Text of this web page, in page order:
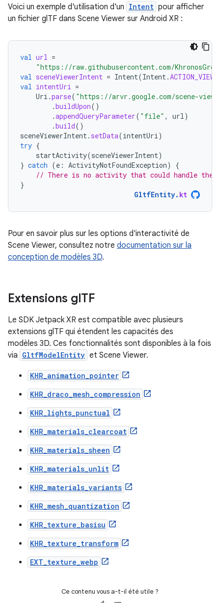
Voici un exemple d'utilisation d'un Intent pour afficher
un fichier glTF dans Scene Viewer sur Android XR :
val url =
"https://raw.githubusercontent.com/
val sceneViewerIntent = Intent(Intent . ACTION_VIEW
val intentUri =
Uri .parse( "https://arvr.google.com/scene-
.buildUpon()
.appendQueryParameter( "file" , url )
.build()
sceneViewerIntent . setData(intentUri )
try {
startActivity(sceneViewerIntent)
} catch (e : ActivityNotFoundException)
{
// There is no activity that could handle the
}
GltfEntity. kt
Pour en savoir plus sur les options d'interactivité de
Scene Viewer, consultez notre documentation sur la
conception de modèles 3D.
Extensions glTF
Le SDK Jetpack XR est compatible avec plusieurs
extensions glTF qui étendent les capacités des
modèles 3D. Ces fonctionnalités sont disponibles à la fois
via GltfModelEntity et Scene Viewer.
KHR_animation_pointer
KHR_draco_mesh_compression
KHR_lights_punctual
KHR_materials_clearcoat
KHR_materials_sheen
KHR_materials_unlit
KHR_materials_variants
KHR_mesh_quantization
KHR_texture_basisu
KHR_texture_transform
EXT_texture_webp
Ce contenu vous a-t-il été utile ?